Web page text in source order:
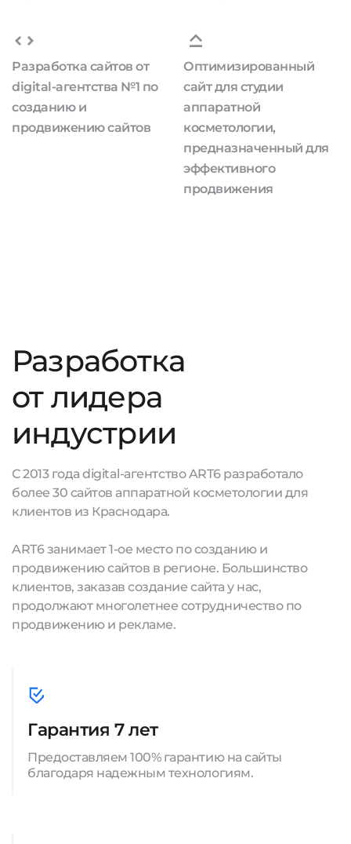
Разработка сайтов от
digital-агентства №1 по
созданию и
продвижению сайтов
Оптимизированный
сайт для студии
аппаратной
косметологии,
предназначенный для
эффективного
продвижения
Разработка
от лидера
индустрии
С 2013 года digital-агентство ART6 разработало
более 30 сайтов аппаратной косметологии для
клиентов из Краснодара.
ART6 занимает 1-ое место по созданию и
продвижению сайтов в регионе. Большинство
клиентов, заказав создание сайта у нас,
продолжают многолетнее сотрудничество по
продвижению и рекламе.
Гарантия 7 лет
Предоставляем 100% гарантию на сайты
благодаря надежным технологиям.